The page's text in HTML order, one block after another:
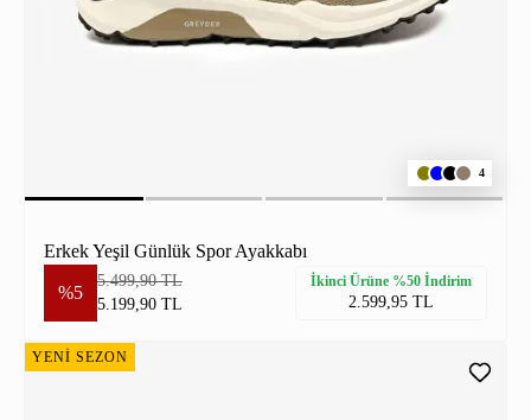
4
Erkek Yeşil Günlük Spor Ayakkabı
%5
5.499,90 TL
5.199,90 TL
İkinci Ürüne %50 İndirim
2.599,95 TL
YENİ SEZON